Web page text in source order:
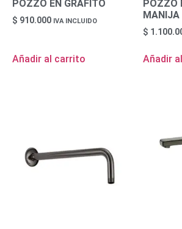
POZZO EN GRAFITO
$ 910.000 IVA INCLUIDO
Añadir al carrito
POZZO
MANIJA
$
Añadir